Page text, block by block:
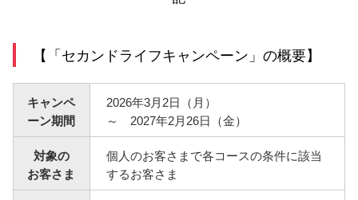
サービスのご案内 ログイン
たいこうNavi
サービスのご案内 ログイン（※）
【「セカンドライフキャンペーン」の概要】
キャンペ
ーン期間
2026年3月2日（月）
～ 2027年2月26日（金）
対象の
お客さま
個人のお客さまで各コースの条件に該当
するお客さま